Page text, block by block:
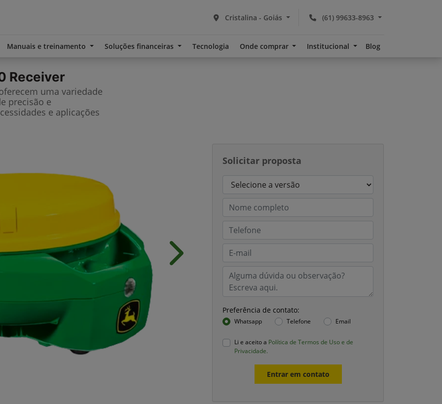
(61) 99633-8963
Cristalina - Goiás
Manuais e treinamento Soluções financeiras Tecnologia Onde comprar Institucional Blog
Receiver
uma variedade
precisão e
e aplicações
Solicitar proposta
Preferência de contato:
Whatsapp Telefone Email
Li e aceito a Política de Termos de Uso e de
Privacidade.
Entrar em contato
Próximo